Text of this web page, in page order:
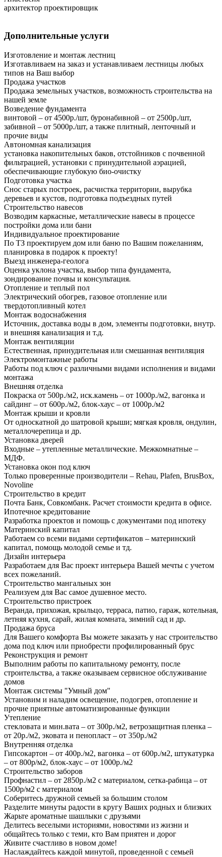
архитектор проектировщик
Дополнительные услуги
Изготовление и монтаж лестниц
Изготавливаем на заказ и устанавливаем лестницы любых
типов на Ваш выбор
Продажа участков
Продажа земельных участков, возможность строительства на
нашей земле
Возведение фундамента
винтовой – от 4500р./шт, буронабивной – от 2500р./шт,
забивной – от 5000р./шт, а также плитный, ленточный и
прочие виды
Автономная канализация
установка накопительных баков, отстойников с почвенной
фильтрацией, установки с принудительной аэрацией,
обеспечивающие глубокую био-очистку
Подготовка участка
Снос старых построек, расчистка территории, вырубка
деревьев и кустов, подготовка подъездных путей
Строительство навесов
Возводим каркасные, металлические навесы в процессе
постройки дома или бани
Индивидуальное проектирование
По ТЗ проектируем дом или баню по Вашим пожеланиям,
планировка в подарок к проекту!
Выезд инженера-геолога
Оценка уклона участка, выбор типа фундамента,
зондирование почвы и консультация.
Отопление и теплый пол
Электрический обогрев, газовое отопление или
твердотопливный котел
Монтаж водоснабжения
Источник, доставка воды в дом, элементы подготовки, внутр.
и внешняя канализация и т.д.
Монтаж вентиляции
Естественная, принудительная или смешанная вентиляция
Электромонтажные работы
Работы под ключ с различными видами исполнения и видами
монтажа
Внешняя отделка
Покраска от 500р./м2, иск.камень – от 1000р./м2, вагонка и
сайдинг – от 600р./м2, блок-хаус – от 1000р./м2
Монтаж крыши и кровли
От односкатной до шатровой крыши; мягкая кровля, ондулин,
металлочерепица и др.
Установка дверей
Входные – утепленные металлические. Межкомнатные –
МДФ.
Установка окон под ключ
Только проверенные производители – Rehau, Plafen, BrusBox,
Novoline
Строительство в кредит
Почта Банк, Совкомбанк. Расчет стоимости кредита в офисе.
Ипотечное кредитование
Разработка проектов и помощь с документами под ипотеку
Материнский капитал
Работаем со всеми видами сертификатов – материнский
капитал, помощь молодой семье и тд.
Дизайн интерьера
Разработаем для Вас проект интерьера Вашей мечты с учетом
всех пожеланий.
Строительство мангальных зон
Реализуем для Вас самое душевное место.
Строительство пристроек
Веранда, прихожая, крыльцо, терраса, патио, гараж, котельная,
летняя кухня, сарай, жилая комната, зимний сад и др.
Продажа бруса
Для Вашего комфорта Вы можете заказать у нас строительство
дома под ключ или приобрести профилированный брус
Реконструкция и ремонт
Выполним работы по капитальному ремонту, после
строительства, а также оказываем сервисное обслуживание
домов
Монтаж системы "Умный дом"
Установим и наладим освещение, подогрев, отопление и
прочие приятные автоматизированные функции
Утепление
стекловата и мин.вата – от 300р./м2, ветрозащитная пленка –
от 20р./м2, эковата и пенопласт – от 350р./м2
Внутренняя отделка
Гипсокартон – от 400р./м2, вагонка – от 600р./м2, штукатурка
– от 800р/м2, блок-хаус – от 1000р./м2
Строительство заборов
Профнастил – от 2850р./м2 с материалом, сетка-рабица – от
1500р/м2 с материалом
Соберитесь дружной семьей за большим столом
Разделите минуты радости в кругу Ваших родных и близких
Жарьте ароматные шашлыки с друзьями
Делитесь веселыми историями, новостями из жизни и
общайтесь только с теми, кто Вам приятен и дорог
Живите счастливо в новом доме!
Наслаждайтесь каждой минутой, проведенной с семьей